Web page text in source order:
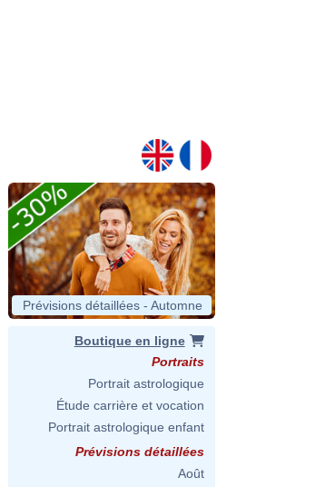
Prévisions détaillées - Automne
Boutique en ligne
Portraits
Portrait astrologique
Étude carrière et vocation
Portrait astrologique enfant
Prévisions détaillées
Août